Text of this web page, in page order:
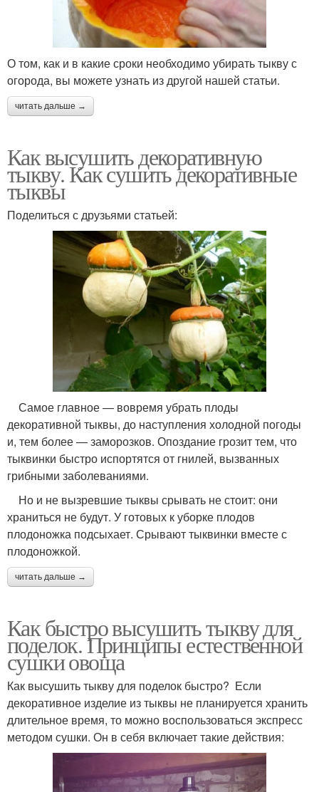
О том, как и в какие сроки необходимо убирать тыкву с
огорода, вы можете узнать из другой нашей статьи.
читать дальше →
Как высушить декоративную
тыкву. Как сушить декоративные
тыквы
Поделиться с друзьями статьей:
Самое главное — вовремя убрать плоды
декоративной тыквы, до наступления холодной погоды
и, тем более — заморозков. Опоздание грозит тем, что
тыквинки быстро испортятся от гнилей, вызванных
грибными заболеваниями.
Но и не вызревшие тыквы срывать не стоит: они
храниться не будут. У готовых к уборке плодов
плодоножка подсыхает. Срывают тыквинки вместе с
плодоножкой.
читать дальше →
Как быстро высушить тыкву для
поделок. Принципы естественной
сушки овоща
Как высушить тыкву для поделок быстро? Если
декоративное изделие из тыквы не планируется хранить
длительное время, то можно воспользоваться экспресс
методом сушки. Он в себя включает такие действия: